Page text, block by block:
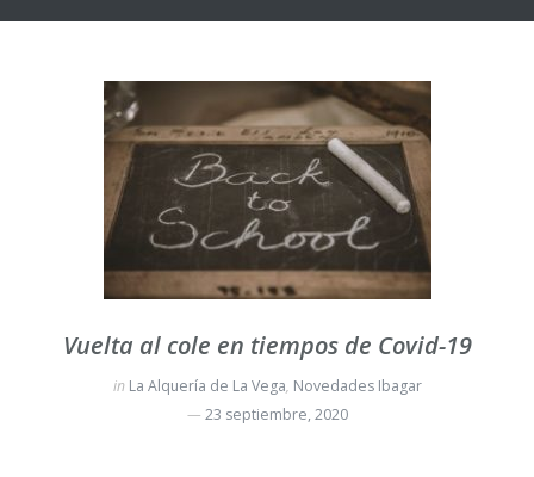
Vuelta al cole en tiempos de Covid-19
in La Alquería de La Vega, Novedades Ibagar
23 septiembre, 2020